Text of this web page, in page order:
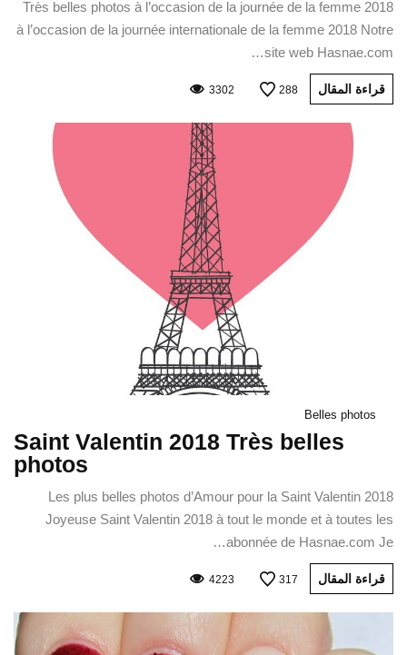
Très belles photos à l’occasion de la journée de la femme 2018
à l’occasion de la journée internationale de la femme 2018 Notre
site web Hasnae.com…
قراءة المقال 288
3302
Belles photos
Saint Valentin 2018 Très belles
photos
Les plus belles photos d’Amour pour la Saint Valentin 2018
Joyeuse Saint Valentin 2018 à tout le monde et à toutes les
abonnée de Hasnae.com Je…
قراءة المقال 317
4223